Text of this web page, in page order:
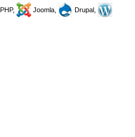
Joomla,
Drupal,